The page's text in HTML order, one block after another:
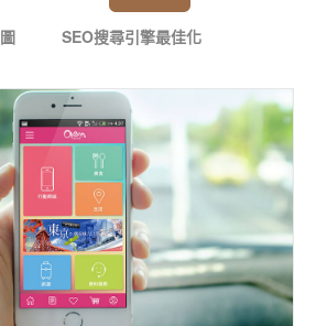
SEO搜尋引擎最佳化